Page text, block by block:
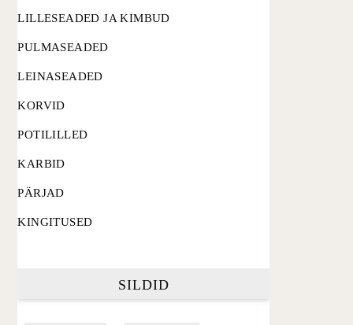
LILLESEADED JA KIMBUD
PULMASEADED
LEINASEADED
KORVID
POTILILLED
KARBID
PÄRJAD
KINGITUSED
SILDID